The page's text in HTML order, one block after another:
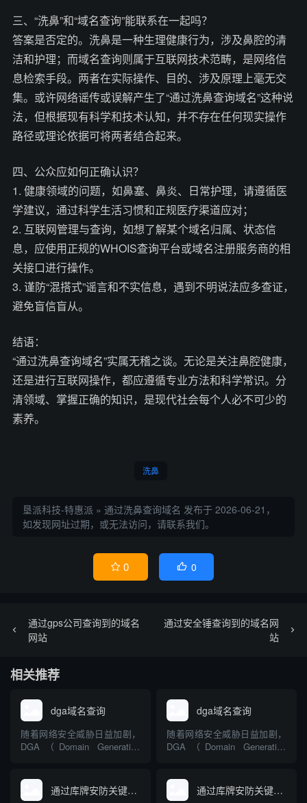
三、“洗鼻”和“域名查询”能联系在一起吗？
答案是否定的。洗鼻是一种生理健康行为，涉及鼻腔的清
洁和护理；而域名查询则属于互联网技术范畴，是网络信
息检索手段。两者在实际操作、目的、涉及原理上毫无交
集。或许网络谣传或误解产生了“通过洗鼻查询域名”这种说
法，但根据现有科学和技术认知，并不存在任何现实操作
路径或理论依据可将两者结合起来。
四、公众应如何正确认识？
1. 健康领域的问题，如鼻塞、鼻炎、日常护理，请遵循医
学建议，通过科学生活习惯和正规医疗渠道应对；
2. 互联网管理与查询，如想了解某个域名归属、状态信
息，应使用正规的WHOIS查询平台或域名注册服务商的相
关接口进行操作。
3. 谨防“混搭式”谣言和不实信息，遇到不明说法应多查证，
避免盲信盲从。
结语：
“通过洗鼻查询域名”实属无稽之谈。无论是关注鼻腔健康，
还是进行互联网操作，都应遵循专业方法和科学常识。分
清领域、掌握正确的知识，是现代社会每个人必不可少的
素养。
洗鼻
垦派科技-特惠派 » 通过洗鼻查询域名 发布于 2026-06-21，
如发现网址过期，或无法访问，请联系我们。
 0  0
通过gps公司查询到的域名
网站
通过安全锤查询到的域名网
站
相关推荐
dga域名查询
随着网络安全威胁日益加剧，
DGA（Domain Generation
与封锁的常见手段。DGA域名
查询技术是识别和防范此类威
dga域名查询
随着网络安全威胁日益加剧，
DGA（Domain Generation
与封锁的常见手段。DGA域名
查询技术是识别和防范此类威
通过库牌安防关键词查询到的域名 通过库牌安防关键词查询到的域名